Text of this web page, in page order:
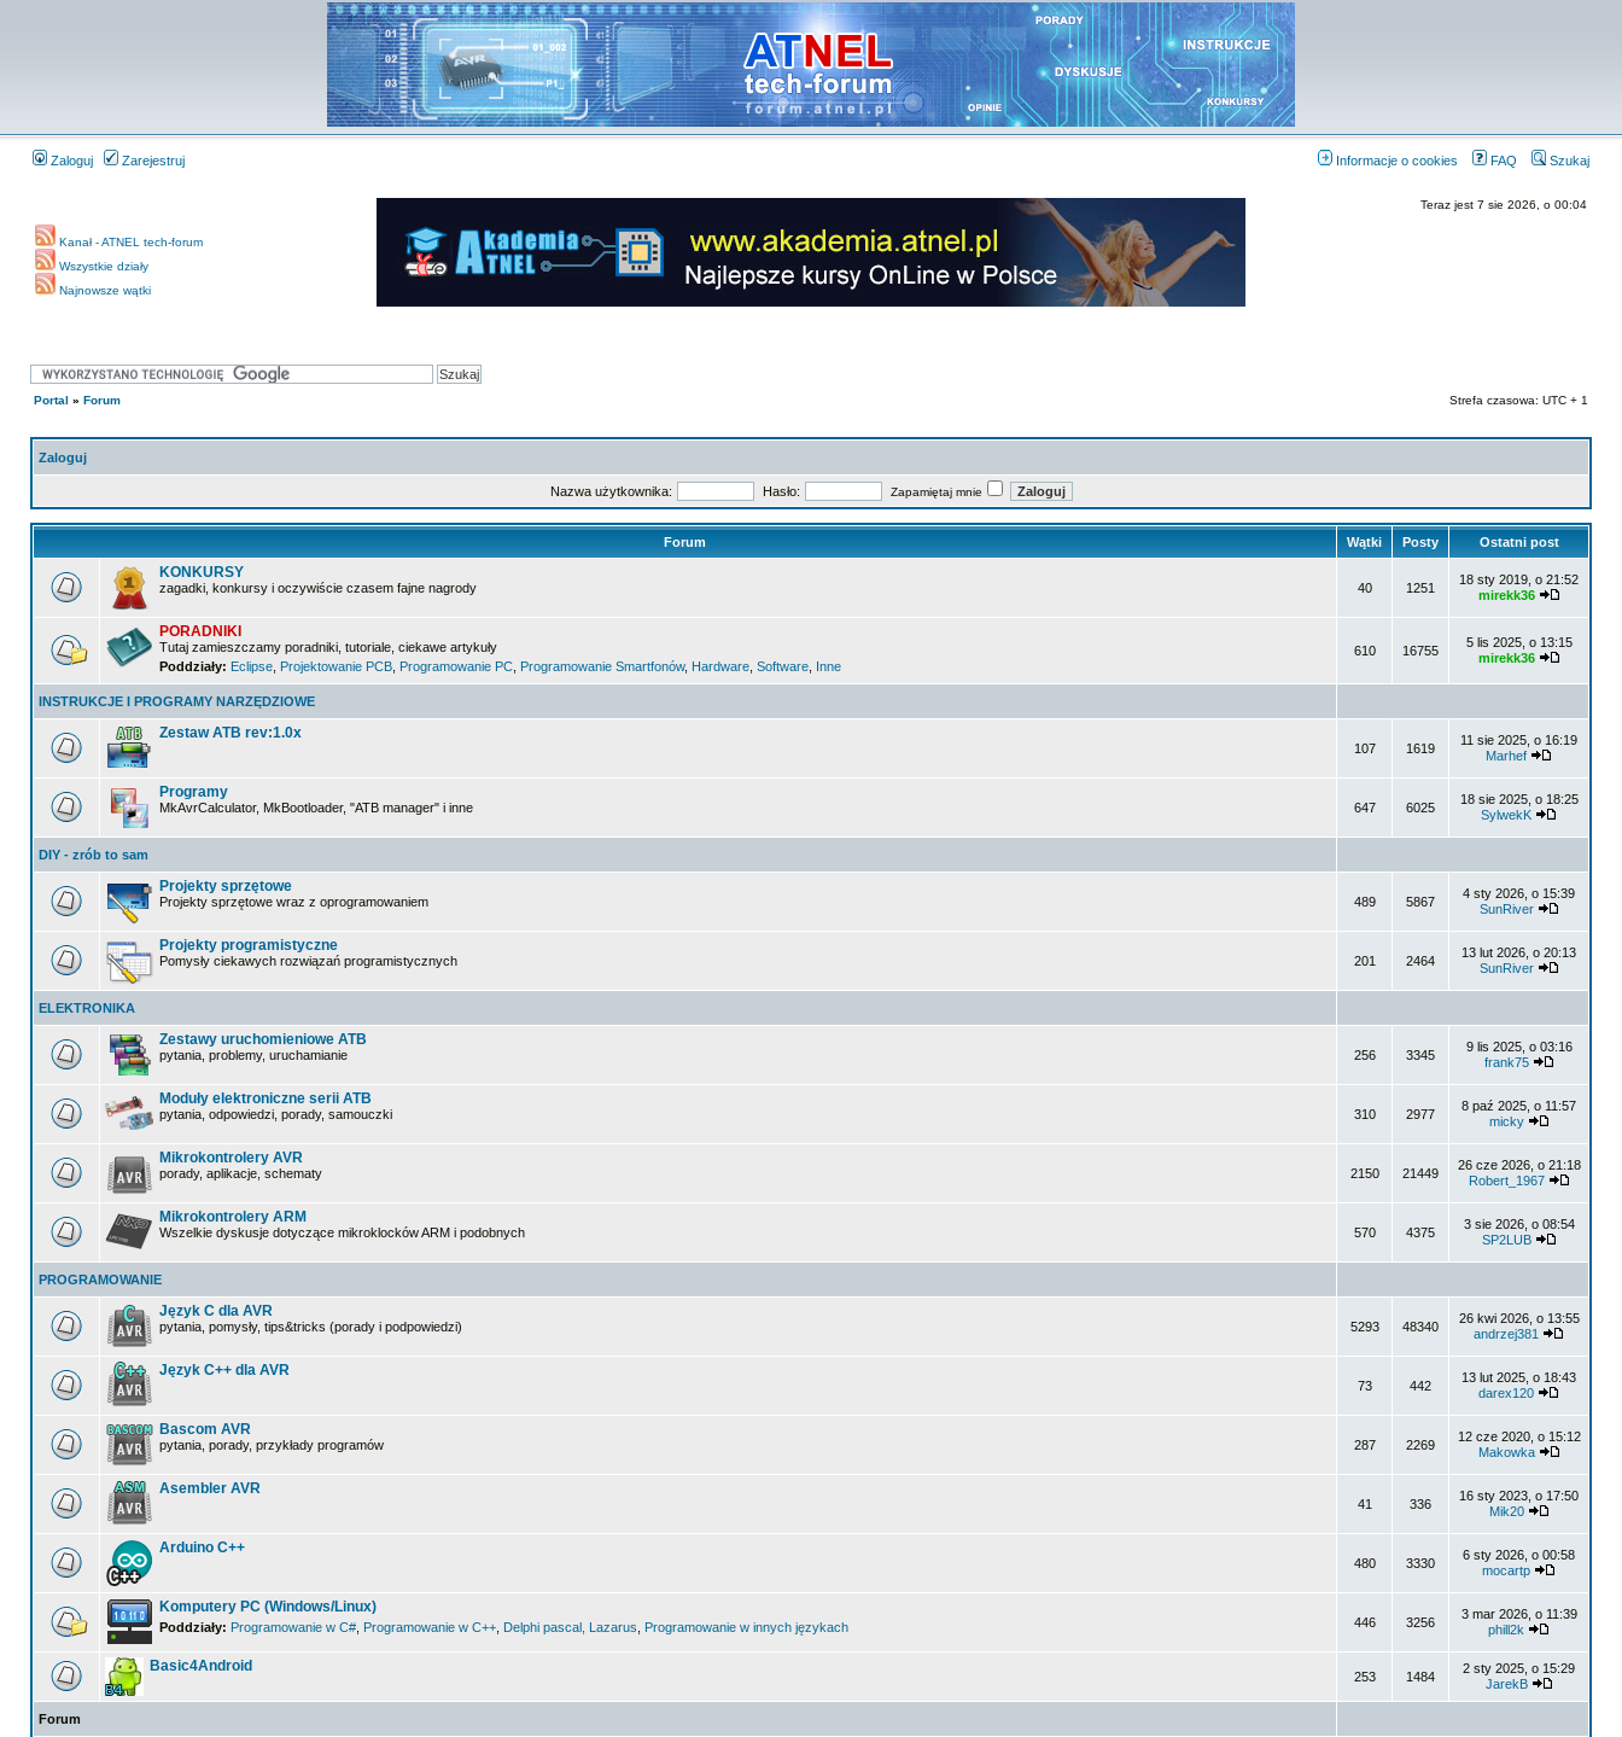
Zaloguj Zarejestruj Informacje o cookies FAQ Szukaj
Kanał - ATNEL tech-forum
Wszystkie działy
Najnowsze wątki
Teraz jest 7 sie 2026, o 00:04
Portal » Forum Strefa czasowa: UTC + 1
Zaloguj
Nazwa użytkownika: Hasło: Zapamiętaj mnie
Forum Wątki Posty Ostatni post
KONKURSY
zagadki, konkursy i oczywiście czasem fajne nagrody 40 1251
18 sty 2019, o 21:52
mirekk36
PORADNIKI
Tutaj zamieszczamy poradniki, tutoriale, ciekawe artykuły
Poddziały: Eclipse Projektowanie PCB Programowanie PC Programowanie Smartfonów, Hardware Software Inne
610 16755
5 lis 2025, o 13:15
mirekk36
INSTRUKCJE I PROGRAMY NARZĘDZIOWE
Zestaw ATB rev:1.0x
107 1619
11 sie 2025, o 16:19
Marhef
Programy
MkAvrCalculator, MkBootloader, "ATB manager" i inne 647 6025
18 sie 2025, o 18:25
SylwekK
DIY - zrób to sam
Projekty sprzętowe
Projekty sprzętowe wraz z oprogramowaniem 489 5867
4 sty 2026, o 15:39
SunRiver
Projekty programistyczne
Pomysły ciekawych rozwiązań programistycznych 201 2464
13 lut 2026, o 20:13
SunRiver
ELEKTRONIKA
Zestawy uruchomieniowe ATB
pytania, problemy, uruchamianie 256 3345
9 lis 2025, o 03:16
frank75
Moduły elektroniczne serii ATB
pytania, odpowiedzi, porady, samouczki 310 2977
8 paź 2025, o 11:57
micky
Mikrokontrolery AVR
porady, aplikacje, schematy 2150 21449
26 cze 2026, o 21:18
Robert_1967
Mikrokontrolery ARM
Wszelkie dyskusje dotyczące mikroklocków ARM i podobnych 570 4375
3 sie 2026, o 08:54
SP2LUB
PROGRAMOWANIE
Język C dla AVR
pytania, pomysły, tips&tricks (porady i podpowiedzi) 5293 48340
26 kwi 2026, o 13:55
andrzej381
Język C++ dla AVR
73 442
13 lut 2025, o 18:43
darex120
Bascom AVR
pytania, porady, przykłady programów 287 2269
12 cze 2020, o 15:12
Makowka
Asembler AVR
41 336
16 sty 2023, o 17:50
Mik20
Arduino C++
480 3330
6 sty 2026, o 00:58
mocartp
Komputery PC (Windows/Linux)
Poddziały: Programowanie w C# Programowanie w C++ Delphi pascal, Lazarus Programowanie w innych językach 446 3256
3 mar 2026, o 11:39
phill2k
Basic4Android
253 1484
2 sty 2025, o 15:29
JarekB
Forum